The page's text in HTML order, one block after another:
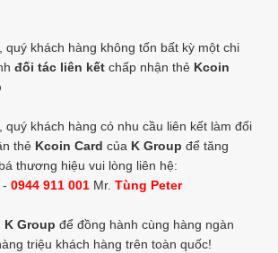
quý khách hàng không tốn bất kỳ một chi
đối tác liên kết chấp nhận thẻ Kcoin
quý khách hàng có nhu cầu liên kết làm đối
thẻ Kcoin Card của K Group để tăng
thương hiệu vui lòng liên hệ:
- 0944 911 001 Mr. Tùng Peter
K Group để đồng hành cùng hàng ngàn
triệu khách hàng trên toàn quốc!